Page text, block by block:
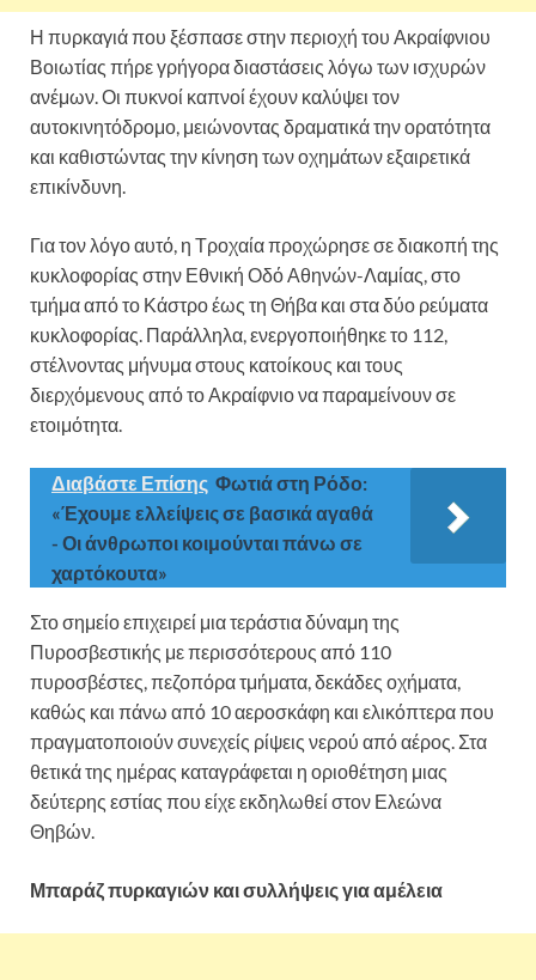
Η πυρκαγιά που ξέσπασε στην περιοχή του Ακραίφνιου
Βοιωτίας πήρε γρήγορα διαστάσεις λόγω των ισχυρών
ανέμων. Οι πυκνοί καπνοί έχουν καλύψει τον
αυτοκινητόδρομο, μειώνοντας δραματικά την ορατότητα
και καθιστώντας την κίνηση των οχημάτων εξαιρετικά
επικίνδυνη.
Για τον λόγο αυτό, η Τροχαία προχώρησε σε διακοπή της
κυκλοφορίας στην Εθνική Οδό Αθηνών-Λαμίας, στο
τμήμα από το Κάστρο έως τη Θήβα και στα δύο ρεύματα
κυκλοφορίας. Παράλληλα, ενεργοποιήθηκε το 112,
στέλνοντας μήνυμα στους κατοίκους και τους
διερχόμενους από το Ακραίφνιο να παραμείνουν σε
ετοιμότητα.
Διαβάστε Επίσης Φωτιά στη Ρόδο:
«Έχουμε ελλείψεις σε βασικά αγαθά
- Οι άνθρωποι κοιμούνται πάνω σε
χαρτόκουτα»
Στο σημείο επιχειρεί μια τεράστια δύναμη της
Πυροσβεστικής με περισσότερους από 110
πυροσβέστες, πεζοπόρα τμήματα, δεκάδες οχήματα,
καθώς και πάνω από 10 αεροσκάφη και ελικόπτερα που
πραγματοποιούν συνεχείς ρίψεις νερού από αέρος. Στα
θετικά της ημέρας καταγράφεται η οριοθέτηση μιας
δεύτερης εστίας που είχε εκδηλωθεί στον Ελεώνα
Θηβών.
Μπαράζ πυρκαγιών και συλλήψεις για αμέλεια